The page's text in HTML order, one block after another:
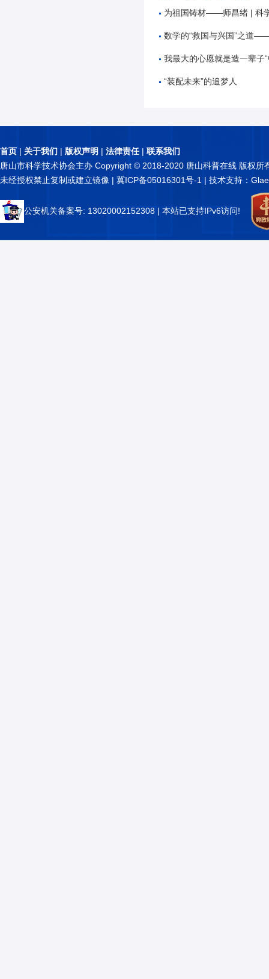
为祖国铸材——师昌绪 | 科
数学的“救国与兴国”之道——谷超
我最大的心愿就是造一辈子“中国星”——
“装配未来”的追梦人
首页 | 关于我们 | 版权声明 | 法律责任| 联系我们
唐山市科学技术协会主办 Copyright © 2018-2020 唐山科普在线 版权所
未经授权禁止复制或建立镜像 | 冀ICP备05016301号-1 | 技术支持：
公安机关备案号: 13020002152308 | 本站已支持IPv6访问!